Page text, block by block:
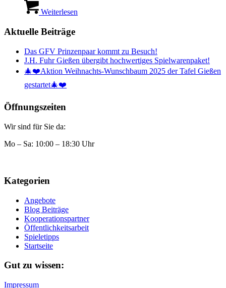
Weiterlesen
Aktuelle Beiträge
Das GFV Prinzenpaar kommt zu Besuch!
J.H. Fuhr Gießen übergibt hochwertiges Spielwarenpaket!
🎄❤️Aktion Weihnachts-Wunschbaum 2025 der Tafel Gießen
gestartet🎄❤️
Öffnungszeiten
Wir sind für Sie da:
Mo – Sa: 10:00 – 18:30 Uhr
Kategorien
Angebote
Blog Beiträge
Kooperationspartner
Öffentlichkeitsarbeit
Spieletipps
Startseite
Gut zu wissen:
Impressum